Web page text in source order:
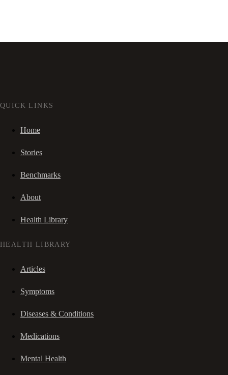
QUICK LINKS
Home
Stories
Benchmarks
About
Health Library
HEALTH LIBRARY
Articles
Symptoms
Diseases & Conditions
Medications
Mental Health